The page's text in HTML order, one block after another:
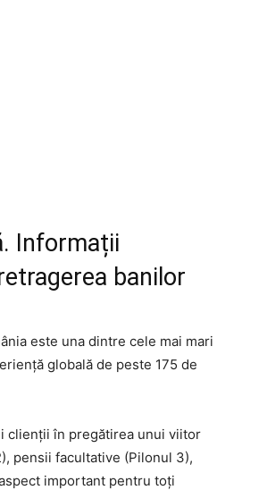
Informații
banilor
este una dintre cele mai mari
globală de peste 175 de
clienții în pregătirea unui viitor
pensii facultative (Pilonul 3),
important pentru toți